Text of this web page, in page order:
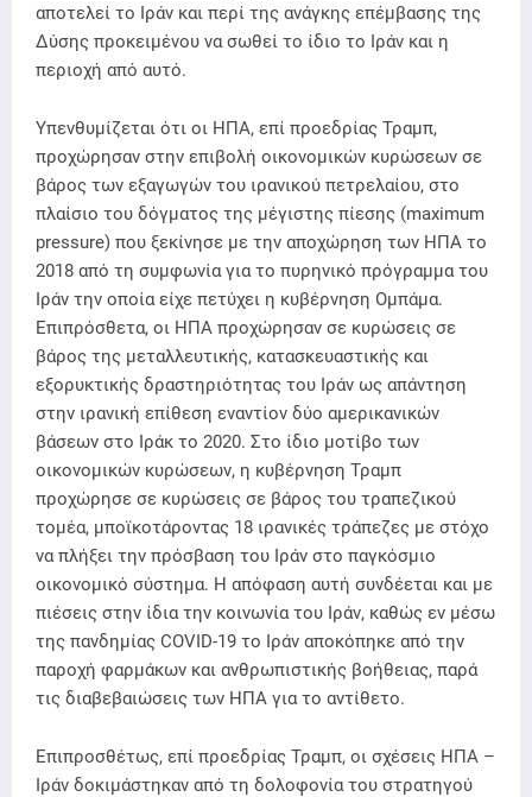
αποτελεί το Ιράν και περί της ανάγκης επέμβασης της
Δύσης προκειμένου να σωθεί το ίδιο το Ιράν και η
περιοχή από αυτό.
Υπενθυμίζεται ότι οι ΗΠΑ, επί προεδρίας Τραμπ,
προχώρησαν στην επιβολή οικονομικών κυρώσεων σε
βάρος των εξαγωγών του ιρανικού πετρελαίου, στο
πλαίσιο του δόγματος της μέγιστης πίεσης (maximum
pressure) που ξεκίνησε με την αποχώρηση των ΗΠΑ το
2018 από τη συμφωνία για το πυρηνικό πρόγραμμα του
Ιράν την οποία είχε πετύχει η κυβέρνηση Ομπάμα.
Επιπρόσθετα, οι ΗΠΑ προχώρησαν σε κυρώσεις σε
βάρος της μεταλλευτικής, κατασκευαστικής και
εξορυκτικής δραστηριότητας του Ιράν ως απάντηση
στην ιρανική επίθεση εναντίον δύο αμερικανικών
βάσεων στο Ιράκ το 2020. Στο ίδιο μοτίβο των
οικονομικών κυρώσεων, η κυβέρνηση Τραμπ
προχώρησε σε κυρώσεις σε βάρος του τραπεζικού
τομέα, μποϊκοτάροντας 18 ιρανικές τράπεζες με στόχο
να πλήξει την πρόσβαση του Ιράν στο παγκόσμιο
οικονομικό σύστημα. Η απόφαση αυτή συνδέεται και με
πιέσεις στην ίδια την κοινωνία του Ιράν, καθώς εν μέσω
της πανδημίας COVID-19 το Ιράν αποκόπηκε από την
παροχή φαρμάκων και ανθρωπιστικής βοήθειας, παρά
τις διαβεβαιώσεις των ΗΠΑ για το αντίθετο.
Επιπροσθέτως, επί προεδρίας Τραμπ, οι σχέσεις ΗΠΑ –
Ιράν δοκιμάστηκαν από τη δολοφονία του στρατηγού